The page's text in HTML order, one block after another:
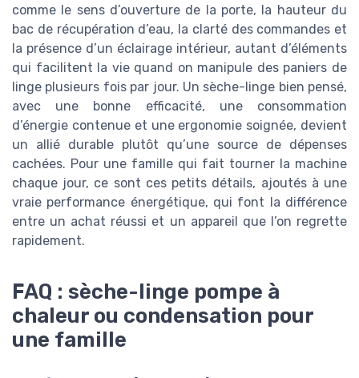
comme le sens d’ouverture de la porte, la hauteur du
bac de récupération d’eau, la clarté des commandes et
la présence d’un éclairage intérieur, autant d’éléments
qui facilitent la vie quand on manipule des paniers de
linge plusieurs fois par jour. Un sèche-linge bien pensé,
avec une bonne efficacité, une consommation
d’énergie contenue et une ergonomie soignée, devient
un allié durable plutôt qu’une source de dépenses
cachées. Pour une famille qui fait tourner la machine
chaque jour, ce sont ces petits détails, ajoutés à une
vraie performance énergétique, qui font la différence
entre un achat réussi et un appareil que l’on regrette
rapidement.
FAQ : sèche-linge pompe à
chaleur ou condensation pour
une famille